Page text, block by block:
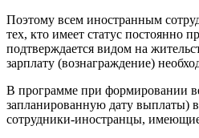
Поэтому всем иностранным
тех, кто имеет статус постоянно
подтверждается видом на
зарплату (вознаграждение)
В программе при формировании
запланированную дату выплаты)
сотрудники-иностранцы,